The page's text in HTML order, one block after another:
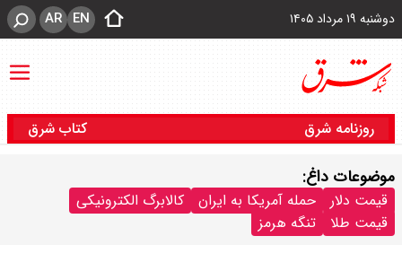
دوشنبه ۱۹ مرداد ۱۴۰۵ EN
AR
روزنامه شرق کتاب شرق
موضوعات داغ:
قیمت دلار حمله آمریکا به ایران
کالابرگ الکترونیکی
قیمت طلا
تنگه هرمز